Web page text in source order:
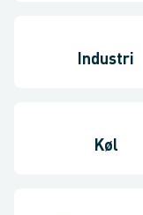
Industri
Køl